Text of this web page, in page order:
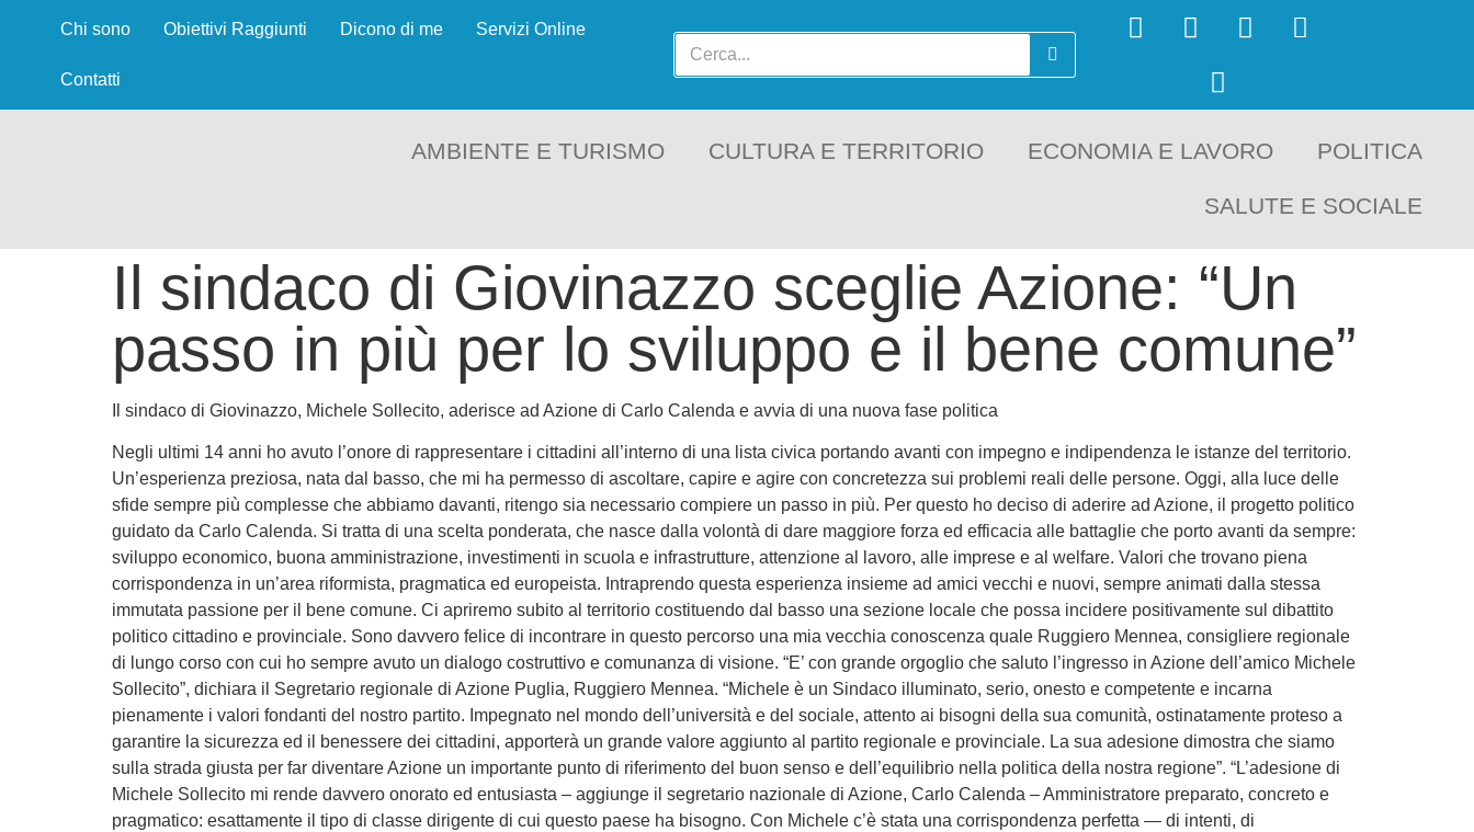
Chi sono Obiettivi Raggiunti Dicono di me Servizi Online
Contatti
AMBIENTE E TURISMO CULTURA E TERRITORIO ECONOMIA E LAVORO POLITICA
SALUTE E SOCIALE
Il sindaco di Giovinazzo sceglie Azione: “Un
passo in più per lo sviluppo e il bene comune”
Il sindaco di Giovinazzo, Michele Sollecito, aderisce ad Azione di Carlo Calenda e avvia di una nuova fase politica
Negli ultimi 14 anni ho avuto l’onore di rappresentare i cittadini all’interno di una lista civica portando avanti con impegno e indipendenza le istanze del territorio.
Un’esperienza preziosa, nata dal basso, che mi ha permesso di ascoltare, capire e agire con concretezza sui problemi reali delle persone. Oggi, alla luce delle
sfide sempre più complesse che abbiamo davanti, ritengo sia necessario compiere un passo in più. Per questo ho deciso di aderire ad Azione, il progetto politico
guidato da Carlo Calenda. Si tratta di una scelta ponderata, che nasce dalla volontà di dare maggiore forza ed efficacia alle battaglie che porto avanti da sempre:
sviluppo economico, buona amministrazione, investimenti in scuola e infrastrutture, attenzione al lavoro, alle imprese e al welfare. Valori che trovano piena
corrispondenza in un’area riformista, pragmatica ed europeista. Intraprendo questa esperienza insieme ad amici vecchi e nuovi, sempre animati dalla stessa
immutata passione per il bene comune. Ci apriremo subito al territorio costituendo dal basso una sezione locale che possa incidere positivamente sul dibattito
politico cittadino e provinciale. Sono davvero felice di incontrare in questo percorso una mia vecchia conoscenza quale Ruggiero Mennea, consigliere regionale
di lungo corso con cui ho sempre avuto un dialogo costruttivo e comunanza di visione. “E’ con grande orgoglio che saluto l’ingresso in Azione dell’amico Michele
Sollecito”, dichiara il Segretario regionale di Azione Puglia, Ruggiero Mennea. “Michele è un Sindaco illuminato, serio, onesto e competente e incarna
pienamente i valori fondanti del nostro partito. Impegnato nel mondo dell’università e del sociale, attento ai bisogni della sua comunità, ostinatamente proteso a
garantire la sicurezza ed il benessere dei cittadini, apporterà un grande valore aggiunto al partito regionale e provinciale. La sua adesione dimostra che siamo
sulla strada giusta per far diventare Azione un importante punto di riferimento del buon senso e dell’equilibrio nella politica della nostra regione”. “L’adesione di
Michele Sollecito mi rende davvero onorato ed entusiasta – aggiunge il segretario nazionale di Azione, Carlo Calenda – Amministratore preparato, concreto e
pragmatico: esattamente il tipo di classe dirigente di cui questo paese ha bisogno. Con Michele c’è stata una corrispondenza perfetta — di intenti, di